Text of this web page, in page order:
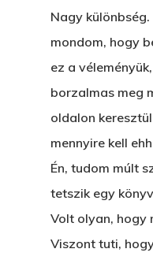
Nagy
mondom, hogy
ez a
borzalmas meg
oldalon
mennyire kell
Én, tudom múlt
tetszik egy
Volt olyan, hogy
Viszont tuti,